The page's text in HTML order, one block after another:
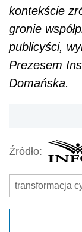
kontekście
gronie
publicyści,
Prezesem
Domańska.
Źródło:
transformacja